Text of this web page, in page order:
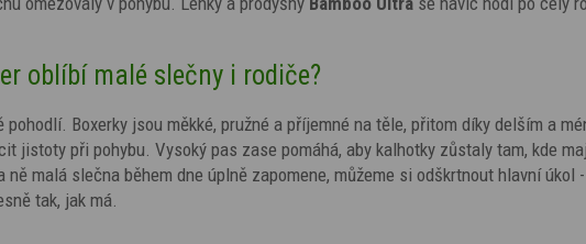
oblíbí malé slečny i rodiče?
Boxerky jsou měkké, pružné a příjemné na těle, přitom díky delším a
jistoty při pohybu. Vysoký pas zase pomáhá, aby kalhotky zůstaly tam, kde
malá slečna během dne úplně zapomene, můžeme si odškrtnout hlavní úkol -
tak, jak má.